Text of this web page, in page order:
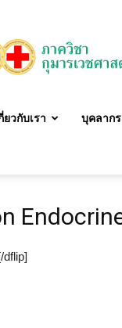
ร์
ยวกับเรา บุคลาก
dflip]